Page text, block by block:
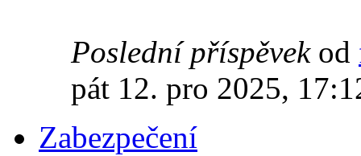
Poslední příspěvekod
pát 12. pro 2025,
Zabezpečení